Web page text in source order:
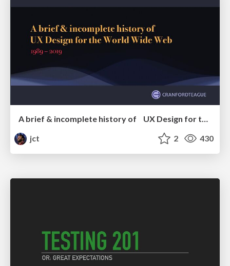
A brief & incomplete history of UX Design for the World Wide Web: 1989–2019
jct
2 430